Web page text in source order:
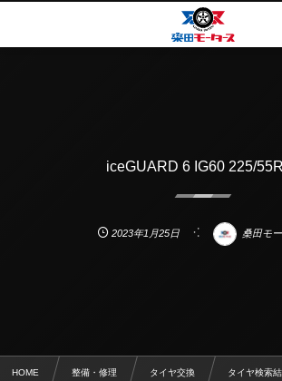
iceGUARD 6 IG60 225/
2023年1月25日 桑田モ
HOME 整備・修理 タイヤ交換 タイヤ検索